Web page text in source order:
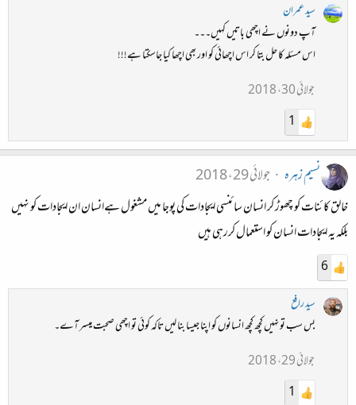
سید عمران
آپ دونوں نے اچھی باتیں کہیں۔۔۔
اس مسئلہ کا حل بتا کر اس اچھائی کو اور بھی اچھا کیا جاسکتا ہے!!!
جولائی 30، 2018
1
نسیم زہرہ
جولائی 29، 2018
خالق کائنات کو چھوڑ کر انسان سائنسی ایجادات کی پوجا میں مشغول ہےانسان ان ایجادات کو نہیں
بلکہ یہ ایجادات انسان کو استعمال کررہی ہیں
6
سید رافع
بس سب تو نہیں کچھ کچھ انسانوں کو اپنا جیسا بنا لیں تاکہ کوئی تو اچھی صحبت میسر آے۔
جولائی 29، 2018
1